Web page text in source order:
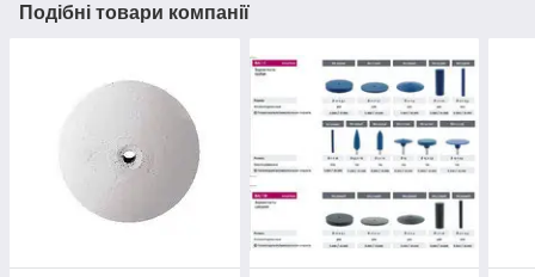
Подібні товари компанії